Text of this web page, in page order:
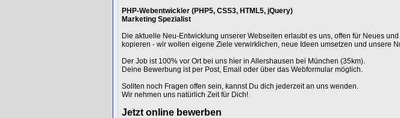
PHP-Webentwickler (PHP5, CSS3, HTML5, jQuery)
Marketing Spezialist
Die aktuelle Neu-Entwicklung unserer Webseiten erlaubt es uns, offen für Neues
kopieren - wir wollen eigene Ziele verwirklichen, neue Ideen umsetzen und unsere
Der Job ist 100% vor Ort bei uns hier in Allershausen bei München (35km).
Deine Bewerbung ist per Post, Email oder über das Webformular möglich.
Sollten noch Fragen offen sein, kannst Du dich jederzeit an uns wenden.
Wir nehmen uns natürlich Zeit für Dich!
Jetzt online bewerben